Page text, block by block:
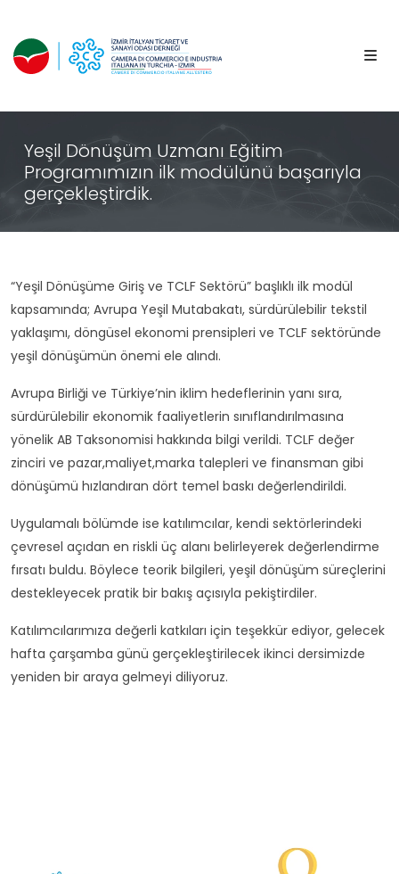
Yeşil Dönüşüm Uzmanı Eğitim
Programımızın ilk modülünü başarıyla
gerçekleştirdik.
“Yeşil Dönüşüme Giriş ve TCLF Sektörü” başlıklı ilk modül
kapsamında; Avrupa Yeşil Mutabakatı, sürdürülebilir tekstil
yaklaşımı, döngüsel ekonomi prensipleri ve TCLF sektöründe
yeşil dönüşümün önemi ele alındı.
Avrupa Birliği ve Türkiye’nin iklim hedeflerinin yanı sıra,
sürdürülebilir ekonomik faaliyetlerin sınıflandırılmasına
yönelik AB Taksonomisi hakkında bilgi verildi. TCLF değer
zinciri ve pazar,maliyet,marka talepleri ve finansman gibi
dönüşümü hızlandıran dört temel baskı değerlendirildi.
Uygulamalı bölümde ise katılımcılar, kendi sektörlerindeki
çevresel açıdan en riskli üç alanı belirleyerek değerlendirme
fırsatı buldu. Böylece teorik bilgileri, yeşil dönüşüm süreçlerini
destekleyecek pratik bir bakış açısıyla pekiştirdiler.
Katılımcılarımıza değerli katkıları için teşekkür ediyor, gelecek
hafta çarşamba günü gerçekleştirilecek ikinci dersimizde
yeniden bir araya gelmeyi diliyoruz.